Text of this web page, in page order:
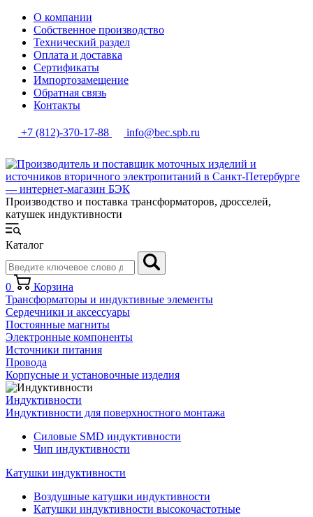
О компании
Собственное производство
Технический раздел
Оплата и доставка
Сертификаты
Импортозамещение
Обратная связь
Контакты
+7 (812)-370-17-88 info@bec.spb.ru
Производство и поставка трансформаторов, дросселей,
катушек индуктивности
Каталог
0
Корзина
Трансформаторы и индуктивные элементы
Сердечники и аксессуары
Постоянные магниты
Электронные компоненты
Источники питания
Провода
Корпусные и установочные изделия
Индуктивности
Индуктивности для поверхностного монтажа
Силовые SMD индуктивности
Чип индуктивности
Катушки индуктивности
Воздушные катушки индуктивности
Катушки индуктивности высокочастотные